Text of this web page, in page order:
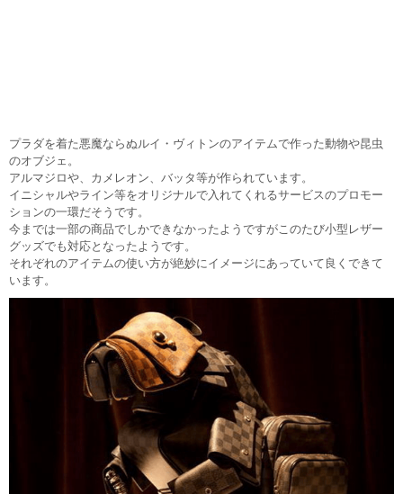
プラダを着た悪魔ならぬルイ・ヴィトンのアイテムで作った動物や昆虫
のオブジェ。
アルマジロや、カメレオン、バッタ等が作られています。
イニシャルやライン等をオリジナルで入れてくれるサービスのプロモー
ションの一環だそうです。
今までは一部の商品でしかできなかったようですがこのたび小型レザー
グッズでも対応となったようです。
それぞれのアイテムの使い方が絶妙にイメージにあっていて良くできて
います。